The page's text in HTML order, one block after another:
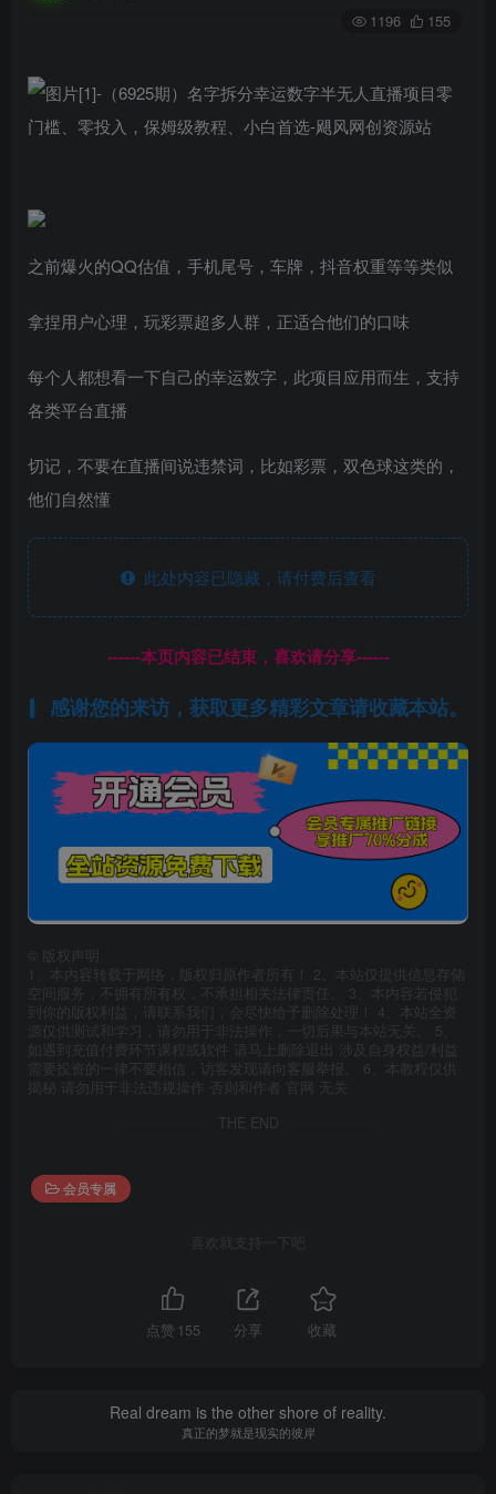
1196 155
之前爆火的QQ估值，手机尾号，车牌，抖音权重等等类似
拿捏用户心理，玩彩票超多人群，正适合他们的口味
每个人都想看一下自己的幸运数字，此项目应用而生，支持
各类平台直播
切记，不要在直播间说违禁词，比如彩票，双色球这类的，
他们自然懂
此处内容已隐藏，请付费后查看
------本页内容已结束，喜欢请分享------
感谢您的来访，获取更多精彩文章请收藏本站。
版权声明
1、本内容转载于网络，版权归原作者所有！ 2、本站仅提供信息存储
空间服务，不拥有所有权，不承担相关法律责任。 3、本内容若侵犯
到你的版权利益，请联系我们，会尽快给予删除处理！ 4、本站全资
源仅供测试和学习，请勿用于非法操作，一切后果与本站无关。 5、
如遇到充值付费环节课程或软件 请马上删除退出 涉及自身权益/利益
需要投资的一律不要相信，访客发现请向客服举报。 6、本教程仅供
揭秘 请勿用于非法违规操作 否则和作者 官网 无关
THE END
会员专属
喜欢就支持一下吧
点赞 155 分享 收藏
Real dream is the other shore of reality.
真正的梦就是现实的彼岸